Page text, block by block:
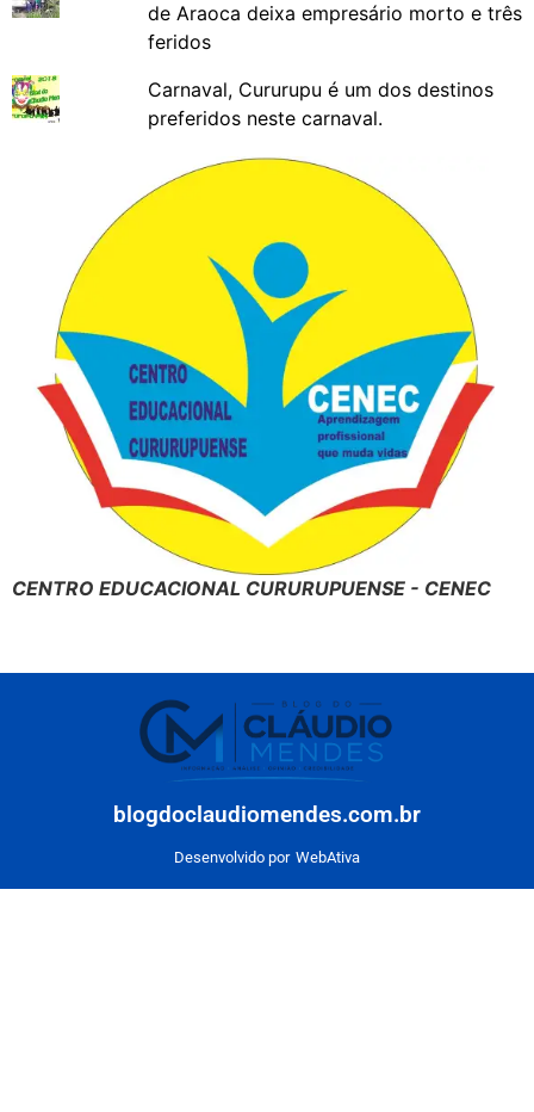
de Araoca deixa empresário morto e três
feridos
Carnaval, Cururupu é um dos destinos
preferidos neste carnaval.
CENTRO EDUCACIONAL CURURUPUENSE - CENEC
blogdoclaudiomendes.com.br
Desenvolvido por WebAtiva